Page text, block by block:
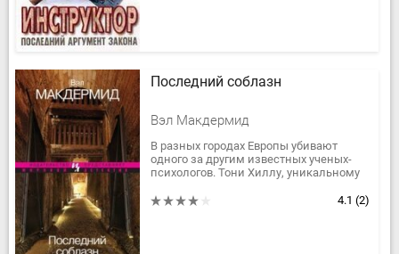
Последний соблазн
Вэл Макдермид
В разных городах Европы убивают
одного за другим известных ученых-
психологов. Тони Хиллу, уникальному
предлагают принять участие в...
4.1 (2)